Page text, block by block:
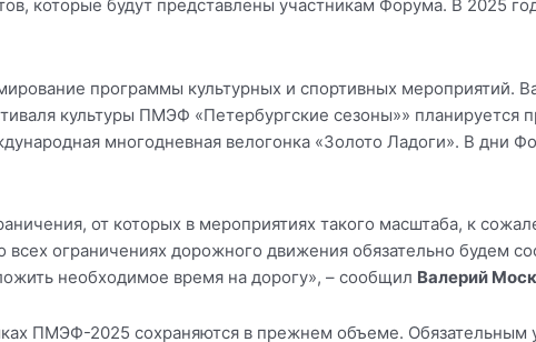
которые будут представлены участникам Форума. В 2025
программы культурных и спортивных мероприятий.
культуры ПМЭФ «Петербургские сезоны»»
многодневная велогонка «Золото Ладоги». В дни
от которых в мероприятиях такого масштаба, к
ограничениях дорожного движения обязательно будем
необходимое время на дорогу», – сообщил Валерий
ПМЭФ-2025 сохраняются в прежнем объеме.